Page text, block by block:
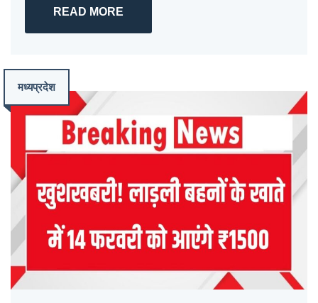
READ MORE
मध्यप्रदेश